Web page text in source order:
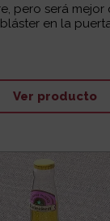
pero será mejor
en la puerta
Ver producto